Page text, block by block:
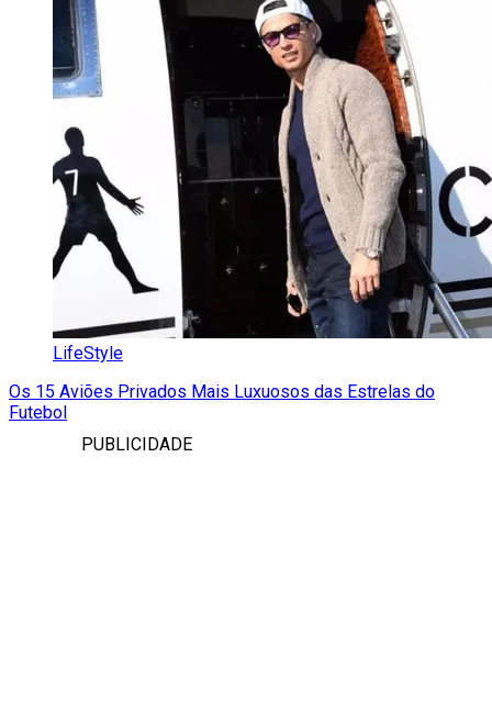
LifeStyle
Os 15 Aviões Privados Mais Luxuosos das Estrelas do
Futebol
PUBLICIDADE